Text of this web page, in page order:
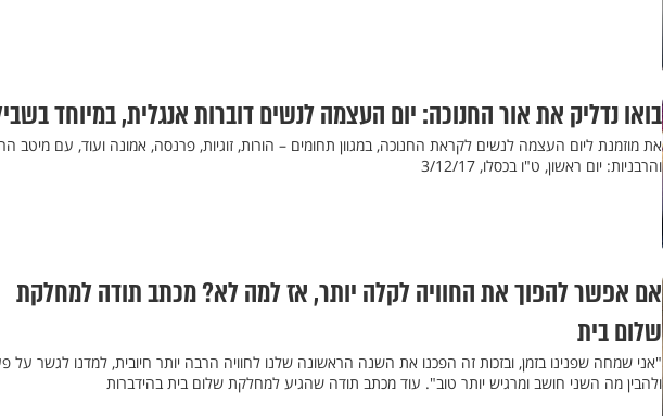
בואו נדליק את אור החנוכה: יום העצמה לנשים דוברות אנגלית, במיוחד
את מוזמנת ליום העצמה לנשים לקראת החנוכה, במגוון תחומים – הורות, זוגיות, פרנסה, אמונה ועוד, עם מיטב
והרבניות: יום ראשון, ט"ו בכסלו, 3/12/17
אם אפשר להפוך את החוויה לקלה יותר, אז למה לא? מכתב תודה למחלקת
שלום בית
"אני שמחה שפנינו בזמן, ובזכות זה הפכנו את השנה הראשונה שלנו לחוויה הרבה יותר חיובית, למדנו לגשר על
ולהבין מה השני חושב ומרגיש יותר טוב". עוד מכתב תודה שהגיע למחלקת שלום בית בהידברות